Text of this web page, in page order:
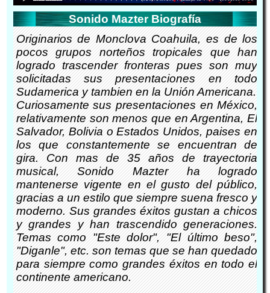
Sonido Mazter Biografía
Originarios de Monclova Coahuila, es de los
pocos grupos norteños tropicales que han
logrado trascender fronteras pues son muy
solicitadas sus presentaciones en todo
Sudamerica y tambien en la Unión Americana.
Curiosamente sus presentaciones en México,
relativamente son menos que en Argentina, El
Salvador, Bolivia o Estados Unidos, paises en
los que constantemente se encuentran de
gira. Con mas de 35 años de trayectoria
musical, Sonido Mazter ha logrado
mantenerse vigente en el gusto del público,
gracias a un estilo que siempre suena fresco y
moderno. Sus grandes éxitos gustan a chicos
y grandes y han trascendido generaciones.
Temas como "Este dolor", "El último beso",
"Diganle", etc. son temas que se han quedado
para siempre como grandes éxitos en todo el
continente americano.